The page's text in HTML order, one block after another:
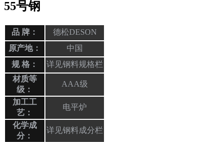
55号钢
品 牌：
德松DESON
原产地：
中国
规 格：
详见钢料规格栏
材质等
级：
AAA级
加工工
艺：
电平炉
化学成
分：
详见钢料成分栏